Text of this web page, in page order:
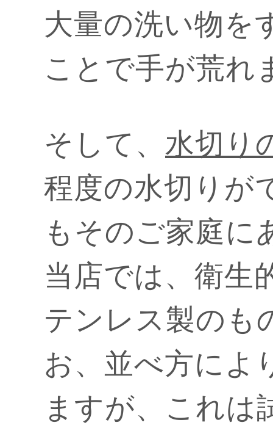
大量の洗い物を
ことで手が荒れ
そして、 水切り
程度の水切りが
もそのご家庭に
当店では、衛生
テンレス製のも
お、並べ方によ
ますが、これは